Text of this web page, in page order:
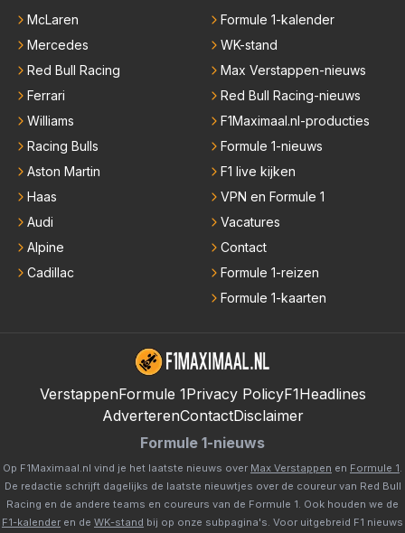
McLaren
Mercedes
Red Bull Racing
Ferrari
Williams
Racing Bulls
Aston Martin
Haas
Audi
Alpine
Cadillac
Formule 1-kalender
WK-stand
Max Verstappen-nieuws
Red Bull Racing-nieuws
F1Maximaal.nl-producties
Formule 1-nieuws
F1 live kijken
VPN en Formule 1
Vacatures
Contact
Formule 1-reizen
Formule 1-kaarten
VerstappenFormule 1Privacy PolicyF1Headlines
AdverterenContactDisclaimer
Formule 1-nieuws
Op F1Maximaal.nl vind je het laatste nieuws over Max Verstappen en Formule 1
De redactie schrijft dagelijks de laatste nieuwtjes over de coureur van Red Bull
Racing en de andere teams en coureurs van de Formule 1. Ook houden we de
F1-kalender en de WK-stand bij op onze subpagina's. Voor uitgebreid F1 nieuws